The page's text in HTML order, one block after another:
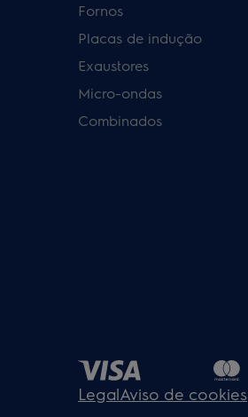
Fornos
Placas de indução
Exaustores
Micro-ondas
Combinados
LegalAviso de cookies